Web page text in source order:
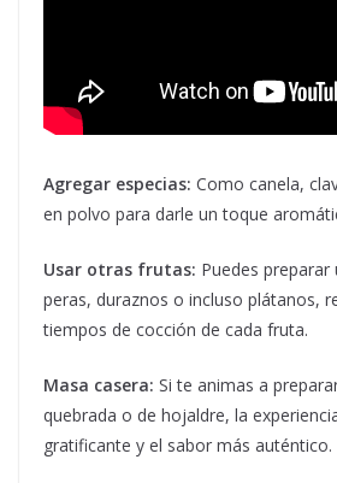
Agregar especias: Como canela,
en polvo para darle un toque
Usar otras frutas: Puedes
peras, duraznos o incluso plátanos,
tiempos de cocción de cada fruta.
Masa casera: Si te animas a
quebrada o de hojaldre, la
gratificante y el sabor más auténtico.